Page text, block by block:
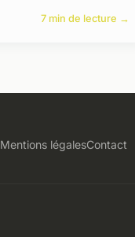
7 min de lecture →
Mentions légalesContact